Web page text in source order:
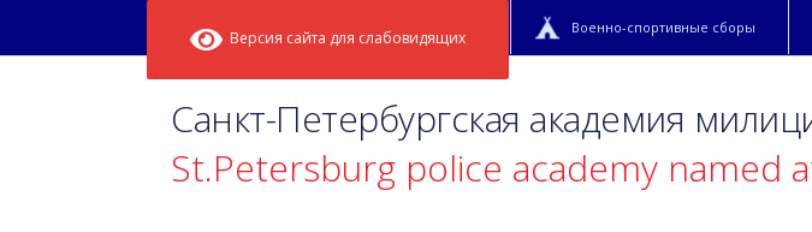
Версия сайта для слабовидящих
Военно-спортивные сборы
Санкт-Петербургская академия
St.Petersburg police academy named